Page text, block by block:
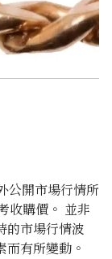
公開市場行情所
收購價。 並非
的市場行情波
有所變動。